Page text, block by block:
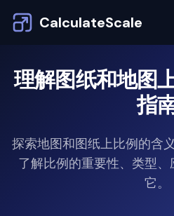
CalculateScale
理解图纸和地图
指
探索地图和图纸上比例的含
了解比例的重要性、类型
它。